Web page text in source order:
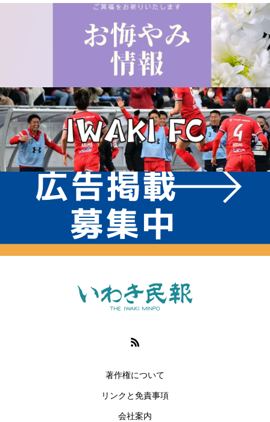
著作権について
リンクと免責事項
会社案内